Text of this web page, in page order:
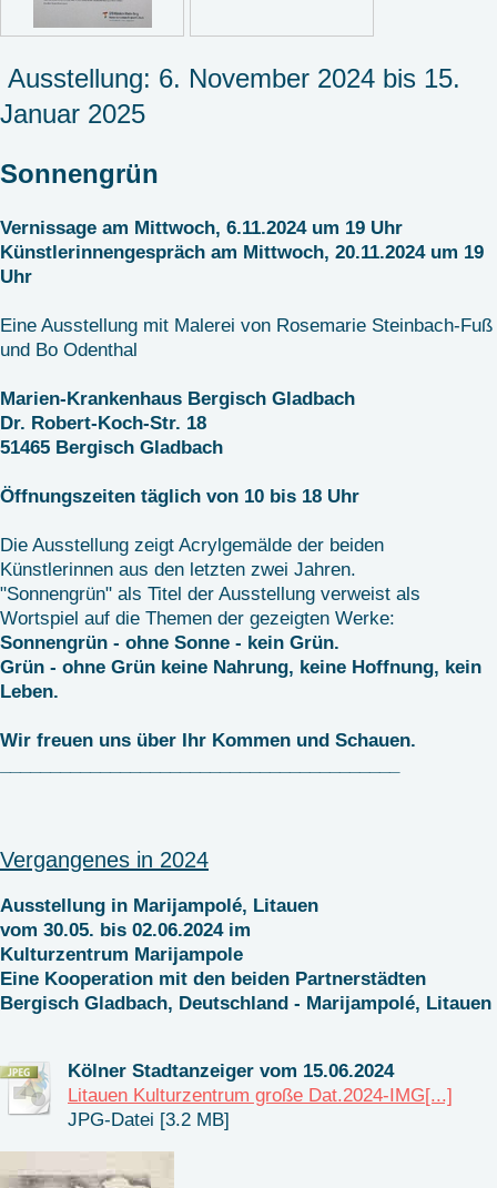
Ausstellung: 6. November 2024 bis 15.
Januar 2025
Sonnengrün
Vernissage am Mittwoch, 6.11.2024 um 19 Uhr
Künstlerinnengespräch am Mittwoch, 20.11.2024 um 19
Uhr
Eine Ausstellung mit Malerei von Rosemarie Steinbach-Fuß
und Bo Odenthal
Marien-Krankenhaus Bergisch Gladbach
Dr. Robert-Koch-Str. 18
51465 Bergisch Gladbach
Öffnungszeiten täglich von 10 bis 18 Uhr
Die Ausstellung zeigt Acrylgemälde der beiden
Künstlerinnen aus den letzten zwei Jahren.
"Sonnengrün" als Titel der Ausstellung verweist als
Wortspiel auf die Themen der gezeigten Werke:
Sonnengrün - ohne Sonne - kein Grün.
Grün - ohne Grün keine Nahrung, keine Hoffnung, kein
Leben.
Wir freuen uns über Ihr Kommen und Schauen.
Vergangenes in 2024
Ausstellung in Marijampolé, Litauen
vom 30.05. bis 02.06.2024 im
Kulturzentrum Marijampole
Eine Kooperation mit den beiden Partnerstädten
Bergisch Gladbach, Deutschland - Marijampolé, Litauen
Kölner Stadtanzeiger vom 15.06.2024
Litauen Kulturzentrum große Dat.2024-IMG[...]
JPG-Datei [3.2 MB]